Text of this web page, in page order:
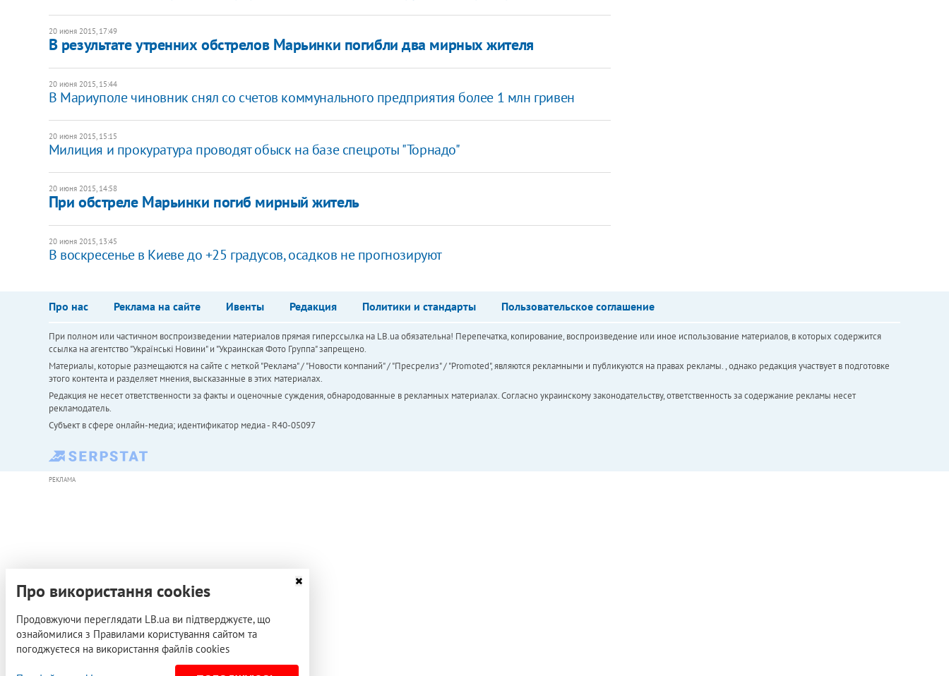
20 июня 2015, 17:49
В результате утренних обстрелов Марьинки погибли два мирных жителя
20 июня 2015, 15:44
В Мариуполе чиновник снял со счетов коммунального предприятия более 1 млн гривен
20 июня 2015, 15:15
Милиция и прокуратура проводят обыск на базе спецроты "Торнадо"
20 июня 2015, 14:58
При обстреле Марьинки погиб мирный житель
20 июня 2015, 13:45
В воскресенье в Киеве до +25 градусов, осадков не прогнозируют
Про нас Реклама на сайте Ивенты Редакция Политики и стандарты Пользовательское соглашение
При полном или частичном воспроизведении материалов прямая гиперссылка на LB.ua обязательна! Перепечатка, копирование, воспроизведение или иное использование материалов, в которых содержится
ссылка на агентство "Українськi Новини" и "Украинская Фото Группа" запрещено.
Материалы, которые размещаются на сайте с меткой "Реклама" / "Новости компаний" / "Пресрелиз" / "Promoted", являются рекламными и публикуются на правах рекламы. , однако редакция участвует в подготовке
этого контента и разделяет мнения, высказанные в этих материалах.
Редакция не несет ответственности за факты и оценочные суждения, обнародованные в рекламных материалах. Согласно украинскому законодательству, ответственность за содержание рекламы несет
рекламодатель.
Субъект в сфере онлайн-медиа; идентификатор медиа - R40-05097
РЕКЛАМА
Про використання cookies
Продовжуючи переглядати LB.ua ви підтверджуєте, що
ознайомилися з Правилами користування сайтом та
погоджуєтеся на використання файлів cookies